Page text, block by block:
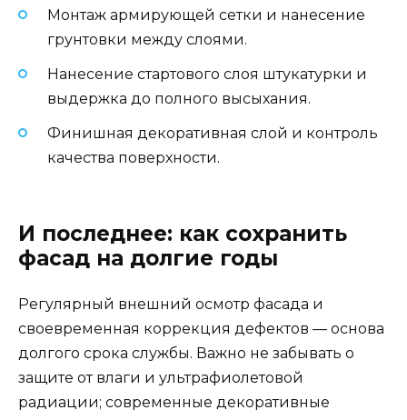
Монтаж армирующей сетки и нанесение
грунтовки между слоями.
Нанесение стартового слоя штукатурки и
выдержка до полного высыхания.
Финишная декоративная слой и контроль
качества поверхности.
И последнее: как сохранить
фасад на долгие годы
Регулярный внешний осмотр фасада и
своевременная коррекция дефектов — основа
долгого срока службы. Важно не забывать о
защите от влаги и ультрафиолетовой
радиации; современные декоративные